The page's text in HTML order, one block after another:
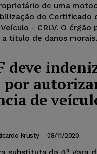
de uma
do Certificado
- CRLV. O órgão
a título de danos morais.
deve
de
Krusty - 08/11/2020
substituta da 4ª Vara